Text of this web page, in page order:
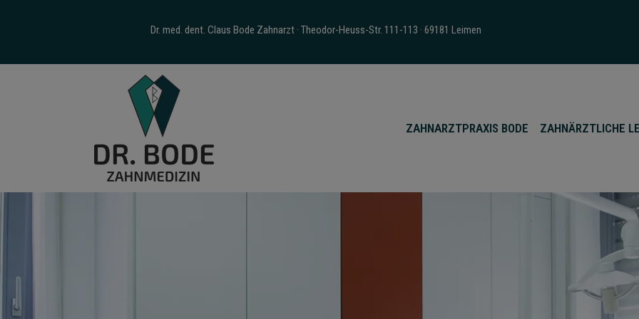
Dr. med. dent. Claus Bode Zahnarzt · Theodor-Heuss-Str. 111-113 · 69181 Leimen
ZAHNARZTPRAXIS BODE ZAHNÄRZTLICHE